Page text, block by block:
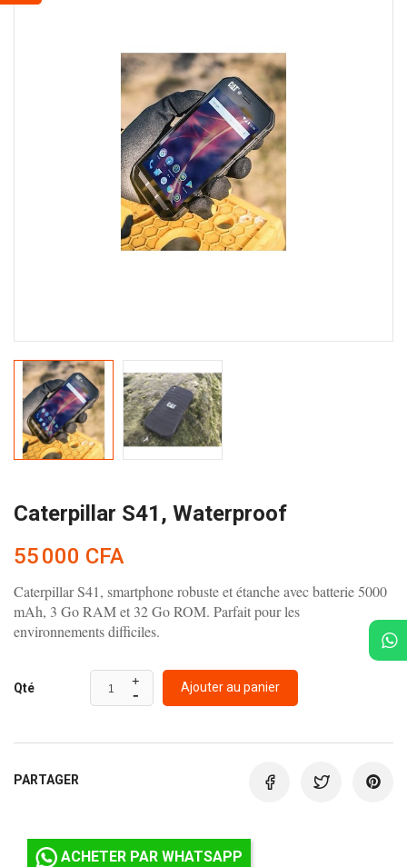
Caterpillar S41, Waterproof
55 000 CFA
Caterpillar S41, smartphone robuste et étanche avec batterie 5000
mAh, 3 Go RAM et 32 Go ROM. Parfait pour les
environnements difficiles.
Qté Ajouter au panier
PARTAGER
ACHETER PAR WHATSAPP